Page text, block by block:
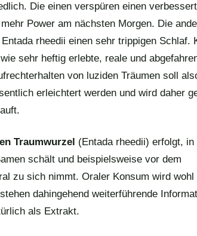
Die einen verspüren einen
Power am nächsten Morgen. Die
rheedii einen sehr trippigen Schlaf.
sehr heftig erlebte, reale und
von luziden Träumen soll
erleichtert werden und wird daher
Traumwurzel (Entada rheedii) erfolgt, in
schält und beispielsweise vor dem
zu sich nimmt. Oraler Konsum wird wohl
dahingehend weiterführende
als Extrakt.